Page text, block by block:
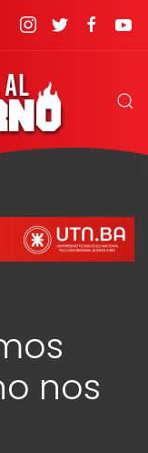
nos